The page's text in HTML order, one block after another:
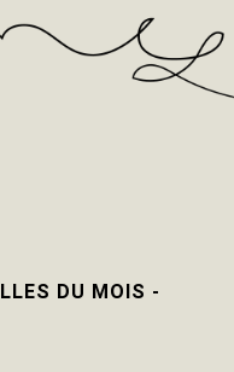
DU MOIS -